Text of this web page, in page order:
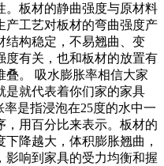
。板材的静曲强度与原材料
产工艺对板材的弯曲强度产
结构稳定，不易翘曲、变
度有关，也和板材的放置有
叠。 吸水膨胀率相信大家
是就代表着你们家的家具
率是指浸泡在25度的水中一
，用百分比来表示。板材的
降越大，体积膨胀翘曲，
影响到家具的受力均衡和握